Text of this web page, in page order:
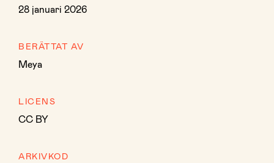
28 januari 2026
BERÄTTAT AV
Meya
LICENS
CC BY
ARKIVKOD